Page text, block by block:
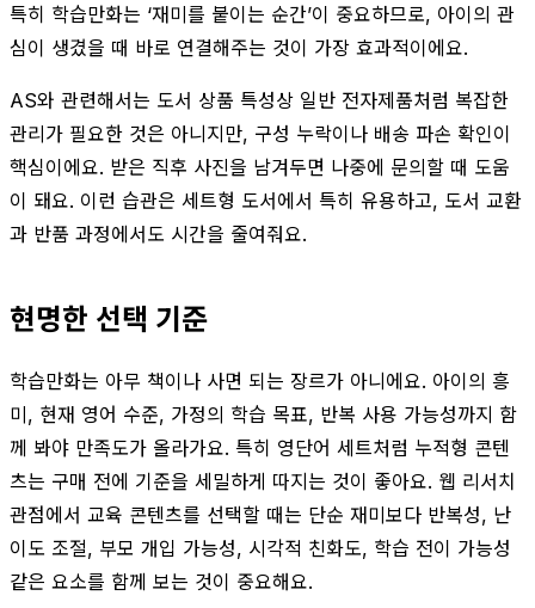
특히 학습만화는 ‘재미를 붙이는 순간’이 중요하므로, 아이의 관
심이 생겼을 때 바로 연결해주는 것이 가장 효과적이에요.
AS와 관련해서는 도서 상품 특성상 일반 전자제품처럼 복잡한
관리가 필요한 것은 아니지만, 구성 누락이나 배송 파손 확인이
핵심이에요. 받은 직후 사진을 남겨두면 나중에 문의할 때 도움
이 돼요. 이런 습관은 세트형 도서에서 특히 유용하고, 도서 교환
과 반품 과정에서도 시간을 줄여줘요.
현명한 선택 기준
학습만화는 아무 책이나 사면 되는 장르가 아니에요. 아이의 흥
미, 현재 영어 수준, 가정의 학습 목표, 반복 사용 가능성까지 함
께 봐야 만족도가 올라가요. 특히 영단어 세트처럼 누적형 콘텐
츠는 구매 전에 기준을 세밀하게 따지는 것이 좋아요. 웹 리서치
관점에서 교육 콘텐츠를 선택할 때는 단순 재미보다 반복성, 난
이도 조절, 부모 개입 가능성, 시각적 친화도, 학습 전이 가능성
같은 요소를 함께 보는 것이 중요해요.